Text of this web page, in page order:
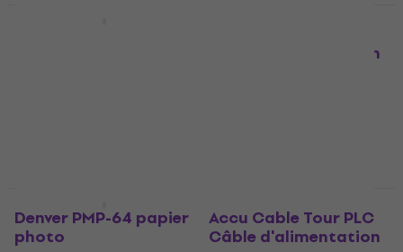
Câble d'alimentation
Denver PMP-64 papier
photo
Accu Cable Tour PLC
Câble d'alimentation